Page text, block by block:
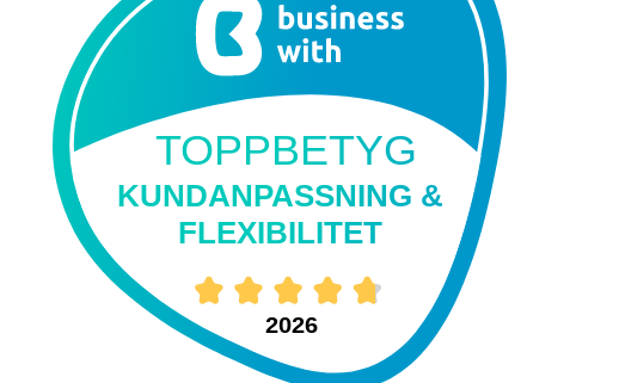
TOPPBETYG
KUNDANPASSNING &
FLEXIBILITET
2026